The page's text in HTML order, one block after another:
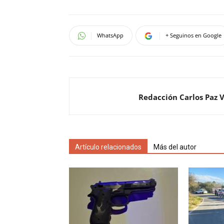
WhatsApp + Seguinos en Google
Redacción Carlos Paz
Artículo relacionados Más del autor